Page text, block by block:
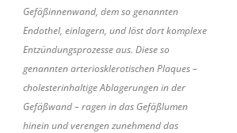
Gefäßinnenwand, dem so genannten
Endothel, einlagern, und löst dort komplexe
Entzündungsprozesse aus. Diese so
genannten arteriosklerotischen Plaques –
cholesterinhaltige Ablagerungen in der
Gefäßwand – ragen in das Gefäßlumen
hinein und verengen zunehmend das